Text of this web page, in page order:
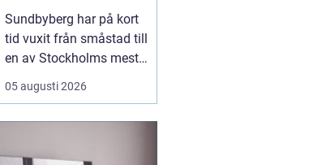
mat, sport och
spontana möten
Sundbyberg har på kort
tid vuxit från småstad till
en av Stockholms mest
levande knutpunkter.
Med nya bostäder,
också restauranglivet
05 augusti 2026